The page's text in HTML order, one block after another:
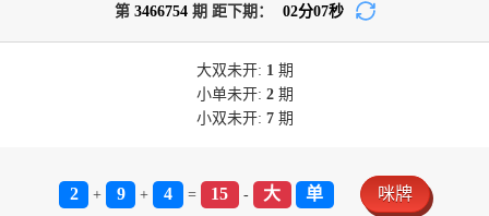
第 3466754期 距下期： 02分07秒
大双未开: 1 期
小单未开: 2期
小双未开: 7期
2 + 9 + 4 = 15 - 大 单 咪牌